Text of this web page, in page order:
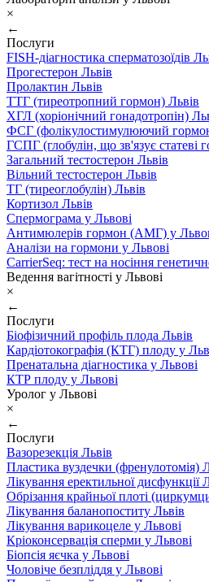
×
←
Послуги
FISH-діагностика сперматозоїдів
Прогестерон Львів
Пролактин Львів
ТТГ (тиреотропний гормон) Львів
ХГЛ (хоріонічний гонадотропін)
ФСГ (фолікулостимулюючий
ГСПГ (глобулін, що зв'язує статеві
Загальний тестостерон Львів
Вільний тестостерон Львів
ТГ (тиреоглобулін) Львів
Кортизол Львів
Спермограма у Львові
Антимюлерів гормон (АМГ) у
Аналізи на гормони у Львові
CarrierSeq: тест на носіння
Ведення вагітності у Львові
×
←
Послуги
Біофізичний профіль плода Львів
Кардіотокографія (КТГ) плоду у
Пренатальна діагностика у Львові
КТР плоду у Львові
Уролог у Львові
×
←
Послуги
Вазорезекція Львів
Пластика вуздечки (френулотомія)
Лікування еректильної дисфункції
Обрізання крайньої плоті
Лікування баланопоститу Львів
Лікування варикоцеле у Львові
Кріоконсервація сперми у Львові
Біопсія яєчка у Львові
Чоловіче безпліддя у Львові